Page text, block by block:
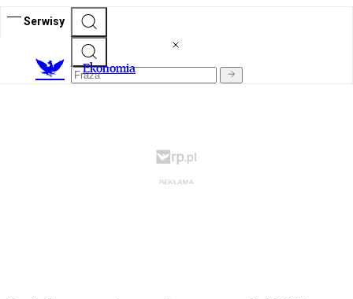
Serwisy
Ekonomia